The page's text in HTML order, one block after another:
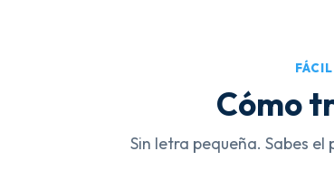
Cómo
Sin letra pequeña. Sabes